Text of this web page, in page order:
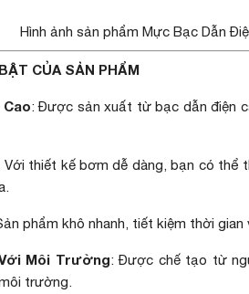
Hình ảnh sản phẩm Mực Bạc Dẫn
CỦA SẢN PHẨM
: Được sản xuất từ bạc dẫn điện
Với thiết kế bơm dễ dàng, bạn có thể
phẩm khô nhanh, tiết kiệm thời
Môi Trường: Được chế tạo từ
trường.